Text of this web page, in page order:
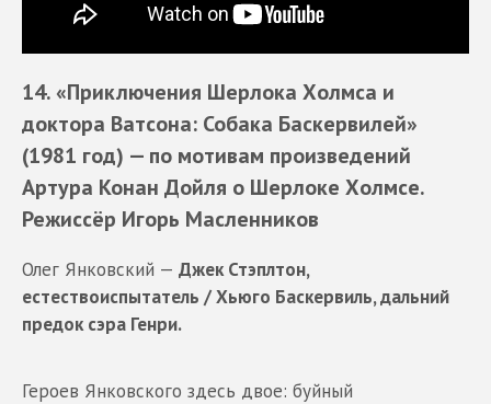
14. «Приключения Шерлока Холмса и
доктора Ватсона: Собака Баскервилей»
(1981 год) — по мотивам произведений
Артура Конан Дойля о Шерлоке Холмсе.
Режиссёр Игорь Масленников
Олег Янковский — Джек Стэплтон,
естествоиспытатель / Хьюго Баскервиль, дальний
предок сэра Генри.
Героев Янковского здесь двое: буйный